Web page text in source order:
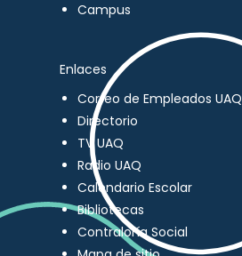
Campus
Enlaces
Correo de Empleados UAQ
Directorio
TV UAQ
Radio UAQ
Calendario Escolar
Bibliotecas
Contraloría Social